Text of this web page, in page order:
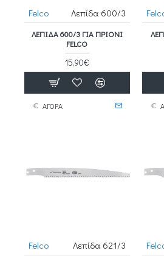
Felco Λεπίδα 600/3
ΛΕΠΊΔΑ 600/3 ΓΙΑ ΠΡΙΌΝΙ
FELCO
15,90€
ΑΓΟΡΑ
Felco Λεπίδα 621/3